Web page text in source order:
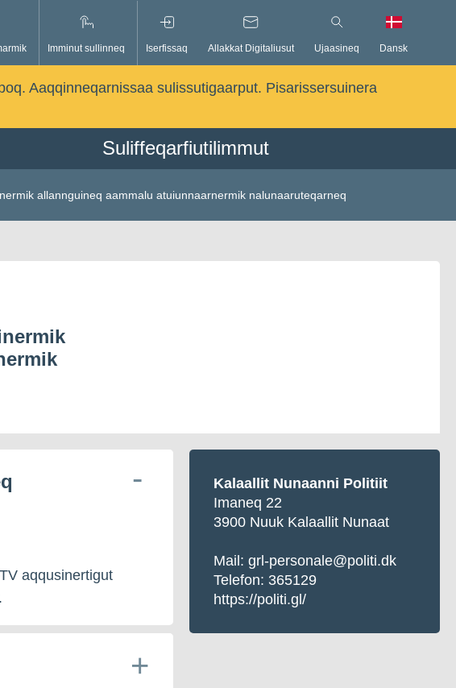
Imminut sullinneq Iserfissaq Allakkat Digitaliusut Ujaasineq Dansk
Aaqqinneqarnissaa sulissutigaarput. Pisarissersuinera
Suliffeqarfiutilimmut
allannguineq aammalu atuiunnaarnermik nalunaaruteqarneq
aqqusinertigut
Kalaallit Nunaanni Politiit
Imaneq 22
3900 Nuuk Kalaallit Nunaat
Mail: grl-personale@politi.dk
Telefon: 365129
https://politi.gl/